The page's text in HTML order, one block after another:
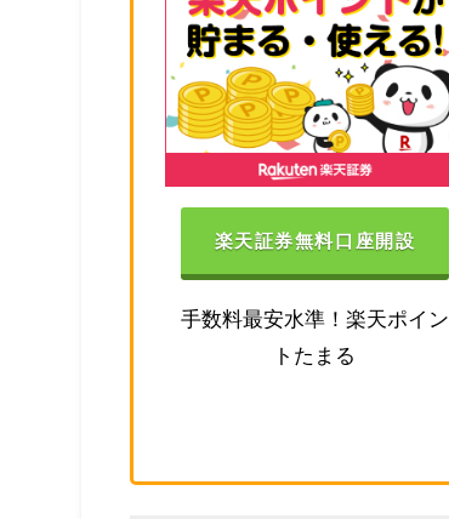
楽天証券無料口座開設
手数料最安水準！楽天ポイン
トたまる